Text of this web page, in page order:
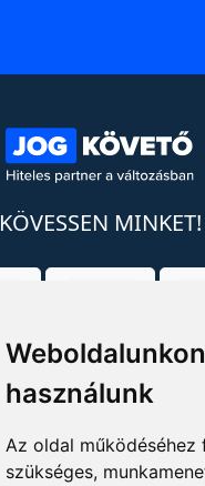
használunk
Az oldal működéséhez
szükséges,
KÖVESSEN MINKET!
ELÉRHETŐSÉGEK